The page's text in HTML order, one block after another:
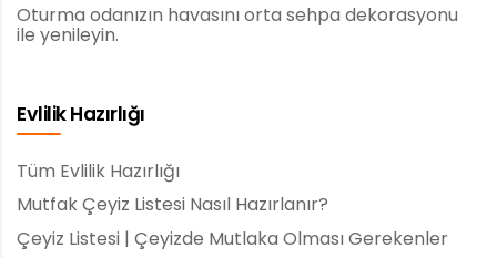
Oturma odanızın havasını orta sehpa dekorasyonu
ile yenileyin.
Evlilik Hazırlığı
Tüm Evlilik Hazırlığı
Mutfak Çeyiz Listesi Nasıl Hazırlanır?
Çeyiz Listesi | Çeyizde Mutlaka Olması Gerekenler